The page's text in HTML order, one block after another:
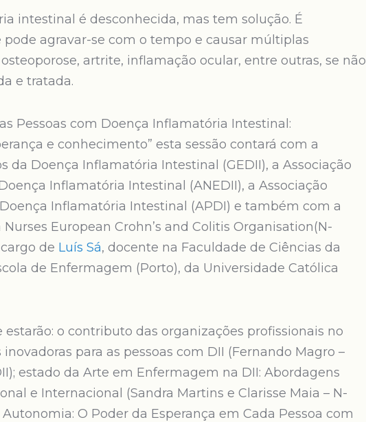
intestinal é desconhecida, mas tem solução. É
agravar-se com o tempo e causar múltiplas
artrite, inflamação ocular, entre outras, se não
e tratada.
Pessoas com Doença Inflamatória Intestinal:
e conhecimento” esta sessão contará com a
da Doença Inflamatória Intestinal (GEDII), a Associação
Inflamatória Intestinal (ANEDII), a Associação
Inflamatória Intestinal (APDI) e também com a
European Crohn’s and Colitis Organisation(N-
de Luís Sá, docente na Faculdade de Ciências da
de Enfermagem (Porto), da Universidade Católica
o contributo das organizações profissionais no
para as pessoas com DII (Fernando Magro –
estado da Arte em Enfermagem na DII: Abordagens
e Internacional (Sandra Martins e Clarisse Maia – N-
Autonomia: O Poder da Esperança em Cada Pessoa com